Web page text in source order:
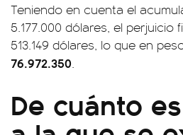
Teniendo en cuenta el
5.177.000 dólares, el perjuicio
513.149 dólares, lo que en
76.972.350.
De cuánto